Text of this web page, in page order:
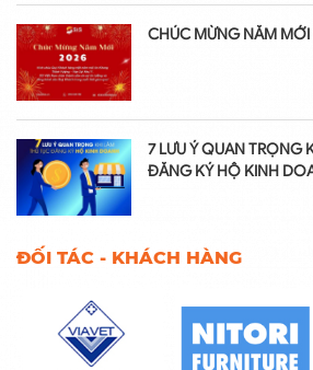
CHÚC MỪNG NĂM
7 LƯU Ý QUAN TRỌNG
ĐĂNG KÝ HỘ KINH
ĐỐI TÁC - KHÁCH HÀNG